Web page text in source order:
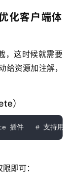
化客户端体
，这时候就需要
给资源加注解，
）
件   # 支持用
即可：